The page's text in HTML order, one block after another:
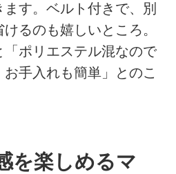
す。ベルト付きで、別
るのも嬉しいところ。
ポリエステル混なので
手入れも簡単」とのこ
を楽しめるマ